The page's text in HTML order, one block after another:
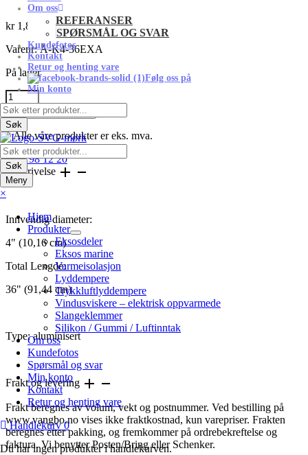
Om oss
REFERANSER
SPØRSMÅL OG SVAR
Kundefotos
Kontakt
Retur og henting vare
Følg oss på
Min konto
Products
search
Søk
Products
search
Søk
Meny
×
Hjem
Produkter
Eksosdeler
Eksos marine
Varmeisolasjon
Lyddempere
Trykkluftlyddempere
Vindusviskere – elektrisk oppvarmede
Slangeklemmer
Silikon / Gummi / Luftinntak
Om oss
Kundefotos
Spørsmål og svar
Min konto
Kontakt
Retur og henting vare
Handlekurv 0
Du har ingen produkter i handlekurven.
kr1,839 eks mva
Varenr:Å-K4-36EXA
På lager
Langt
topprør
m/bøy
-
Innv.diam.:
4"
(10,16
cm)
-
36"
(91,44
cm)
Aluminisert
Legg til i handlekurv
* Alle våre produkter er eks. mva.
63 98 12 20
Beskrivelse
Innvendig diameter:
4" (10,16 cm)
Total Lengde:
36" (91,44 cm)
Type: aluminisert
Frakt og levering
Frakt beregnes av volum, vekt og postnummer. Ved bestilling på
www.vangbo.no vises ikke fraktkostnad, kun varepriser. Frakten
beregnes etter pakking, og fremkommer på ordrebekreftelse og
faktura. Vi benytter Posten/Bring eller Schenker.